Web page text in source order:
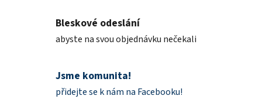
Bleskové odeslání
abyste na svou objednávku nečekali
Jsme komunita!
přidejte se k nám na Facebooku!